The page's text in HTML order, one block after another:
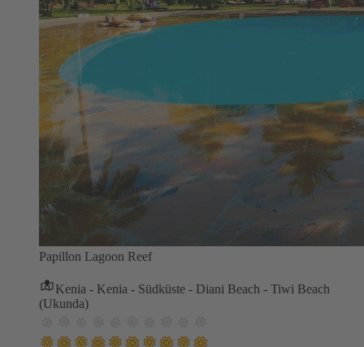
Papillon Lagoon Reef
Kenia - Kenia - Südküste - Diani Beach - Tiwi Beach
(Ukunda)